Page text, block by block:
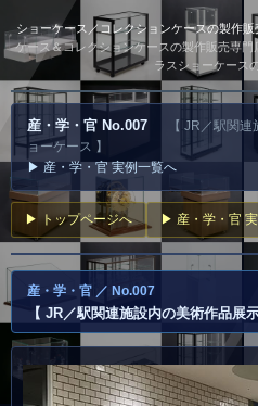
ショーケース／コレクションケースの製作
ケース＆コレクションケースの製作販売専
ラスショーケース
産・学・官 No.007
【 JR／駅関
ョーケース 】
▶ 産・学・官 実例一覧へ
▶ トップページへ ▶ 産・学・官
産・学・官 ／ No.007
【 JR／駅関連施設内の美術作品展